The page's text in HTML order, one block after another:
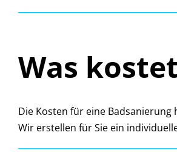
Was
Die Kosten für eine
Wir erstellen für Sie ein